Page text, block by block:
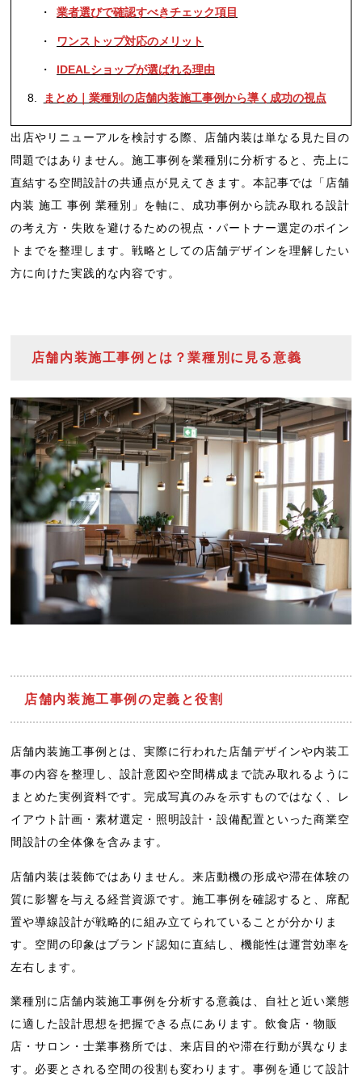
業者選びで確認すべきチェック項目
ワンストップ対応のメリット
IDEALショップが選ばれる理由
まとめ｜業種別の店舗内装施工事例から導く成功の視点
出店やリニューアルを検討する際、店舗内装は単なる見た目の
問題ではありません。施工事例を業種別に分析すると、売上に
直結する空間設計の共通点が見えてきます。本記事では「店舗
内装 施工 事例 業種別」を軸に、成功事例から読み取れる設計
の考え方・失敗を避けるための視点・パートナー選定のポイン
トまでを整理します。戦略としての店舗デザインを理解したい
方に向けた実践的な内容です。
店舗内装施工事例とは？業種別に見る意義
店舗内装施工事例の定義と役割
店舗内装施工事例とは、実際に行われた店舗デザインや内装工
事の内容を整理し、設計意図や空間構成まで読み取れるように
まとめた実例資料です。完成写真のみを示すものではなく、レ
イアウト計画・素材選定・照明設計・設備配置といった商業空
間設計の全体像を含みます。
店舗内装は装飾ではありません。来店動機の形成や滞在体験の
質に影響を与える経営資源です。施工事例を確認すると、席配
置や導線設計が戦略的に組み立てられていることが分かりま
す。空間の印象はブランド認知に直結し、機能性は運営効率を
左右します。
業種別に店舗内装施工事例を分析する意義は、自社と近い業態
に適した設計思想を把握できる点にあります。飲食店・物販
店・サロン・士業事務所では、来店目的や滞在行動が異なりま
す。必要とされる空間の役割も変わります。事例を通じて設計